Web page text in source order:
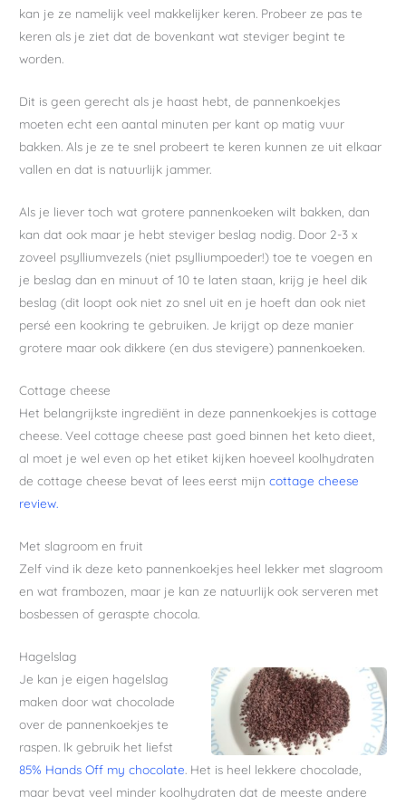
kan je ze namelijk veel makkelijker keren. Probeer ze pas te
keren als je ziet dat de bovenkant wat steviger begint te
worden.
Dit is geen gerecht als je haast hebt, de pannenkoekjes
moeten echt een aantal minuten per kant op matig vuur
bakken. Als je ze te snel probeert te keren kunnen ze uit elkaar
vallen en dat is natuurlijk jammer.
Als je liever toch wat grotere pannenkoeken wilt bakken, dan
kan dat ook maar je hebt steviger beslag nodig. Door 2-3 x
zoveel psylliumvezels (niet psylliumpoeder!) toe te voegen en
je beslag dan en minuut of 10 te laten staan, krijg je heel dik
beslag (dit loopt ook niet zo snel uit en je hoeft dan ook niet
persé een kookring te gebruiken. Je krijgt op deze manier
grotere maar ook dikkere (en dus stevigere) pannenkoeken.
Cottage cheese
Het belangrijkste ingrediënt in deze pannenkoekjes is cottage
cheese. Veel cottage cheese past goed binnen het keto dieet,
al moet je wel even op het etiket kijken hoeveel koolhydraten
de cottage cheese bevat of lees eerst mijncottage cheese
review.
Met slagroom en fruit
Zelf vind ik deze keto pannenkoekjes heel lekker met slagroom
en wat frambozen, maar je kan ze natuurlijk ook serveren met
bosbessen of geraspte chocola.
Hagelslag
Je kan je eigen hagelslag
maken door wat chocolade
over de pannenkoekjes te
raspen. Ik gebruik het liefst
85% Hands Off my chocolate. Het is heel lekkere chocolade,
maar bevat veel minder koolhydraten dat de meeste andere